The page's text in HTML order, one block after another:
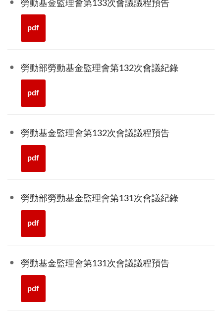
勞動基金監理會第133次會議議程預告
pdf
勞動部勞動基金監理會第132次會議紀錄
pdf
勞動基金監理會第132次會議議程預告
pdf
勞動部勞動基金監理會第131次會議紀錄
pdf
勞動基金監理會第131次會議議程預告
pdf